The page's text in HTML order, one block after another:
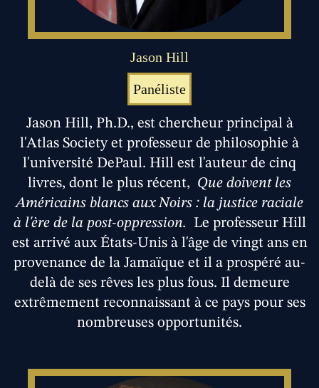
Jason Hill
Panéliste
Jason Hill, Ph.D., est chercheur principal à
l'Atlas Society et professeur de philosophie à
l'université DePaul. Hill est l'auteur de cinq
livres, dont le plus récent, Que doivent les
Américains blancs aux Noirs : la justice raciale
à l'ère de la post-oppression.
Le professeur Hill
est arrivé aux États-Unis à l'âge de vingt ans en
provenance de la Jamaïque et il a prospéré au-
delà de ses rêves les plus fous. Il demeure
extrêmement reconnaissant à ce pays pour ses
nombreuses opportunités.